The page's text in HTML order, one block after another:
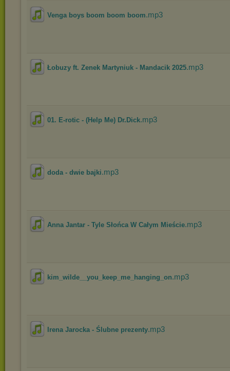
Venga boys boom boom boom.mp3
Łobuzy ft. Zenek Martyniuk - Mandacik 2025.mp3
01. E-rotic - (Help Me) Dr.Dick.mp3
doda - dwie bajki.mp3
Anna Jantar - Tyle Słońca W Całym Mieście.mp3
kim_wilde__you_keep_me_hanging_on.mp3
Irena Jarocka - Ślubne prezenty.mp3